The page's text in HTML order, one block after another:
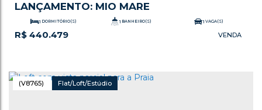
LANÇAMENTO: MIO MARE
R$ 440.479
1 DORMITÓRIO(S) 1 BANHEIRO(S) 1 VAGA(S)
ÚTIL:
30.56~ 37.55m²
(V8765) Flat/Loft/Estúdio